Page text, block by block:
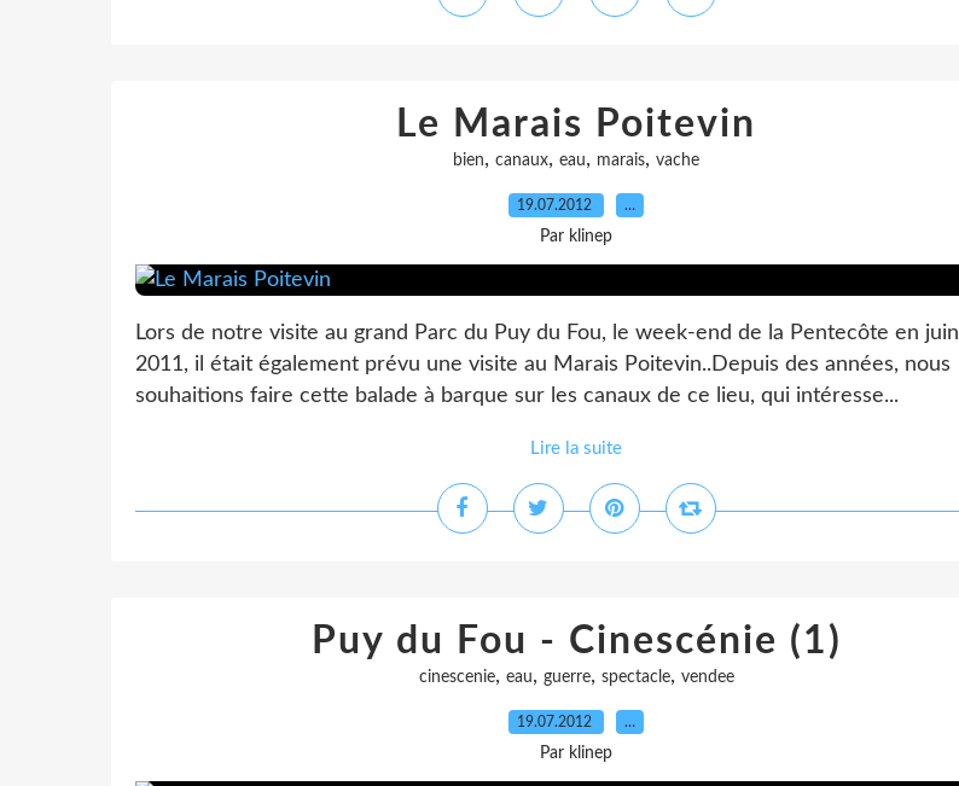
Le Marais Poitevin
bien, canaux, eau, marais, vache
19.07.2012 …
Par klinep
Lors de notre visite au grand Parc du Puy du Fou, le week-end de la Pentecôte en juin
2011, il était également prévu une visite au Marais Poitevin..Depuis des années, nous
souhaitions faire cette balade à barque sur les canaux de ce lieu, qui intéresse...
Lire la suite
Puy du Fou - Cinescénie (1)
cinescenie, eau, guerre, spectacle, vendee
19.07.2012 …
Par klinep